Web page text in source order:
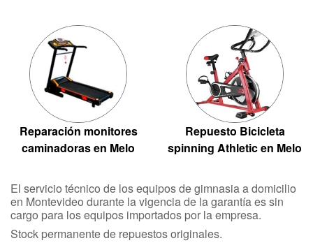
Reparación monitores
caminadoras en Melo
Repuesto Bicicleta
spinning Athletic en Melo
El servicio técnico de los equipos de gimnasia a domicilio
en Montevideo durante la vigencia de la garantía es sin
cargo para los equipos importados por la empresa.
Stock permanente de repuestos originales.